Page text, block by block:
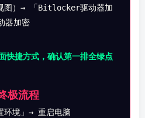
图）→ 「Bitlocker驱动器加
器加密
快捷方式，确认第一排全绿点
极流程
环境」→ 重启电脑